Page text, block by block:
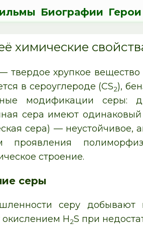
Биографии Герои
химические
твердое хрупкое вещество
в сероуглероде (CS2),
модификации серы:
сера имеют одинаковый
сера) —
проявления
строение.
серы
серу добывают
H2S при